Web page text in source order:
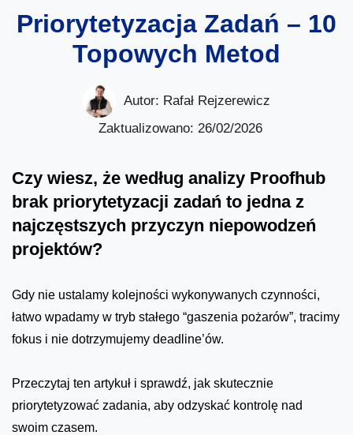
Priorytetyzacja Zadań – 10
Topowych Metod
Autor: Rafał Rejzerewicz
Zaktualizowano: 26/02/2026
Czy wiesz, że według analizy Proofhub
brak priorytetyzacji zadań to jedna z
najczęstszych przyczyn niepowodzeń
projektów?
Gdy nie ustalamy kolejności wykonywanych czynności,
łatwo wpadamy w tryb stałego “gaszenia pożarów”, tracimy
fokus i nie dotrzymujemy deadline’ów.
Przeczytaj ten artykuł i sprawdź, jak skutecznie
priorytetyzować zadania, aby odzyskać kontrolę nad
swoim czasem.